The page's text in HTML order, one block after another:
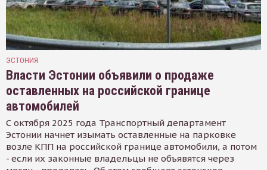
ЭСТОНИЯ
Власти Эстонии объявили о продаже
оставленных на российской границе
автомобилей
С октября 2025 года Транспортный департамент
Эстонии начнет изымать оставленные на парковке
возле КПП на российской границе автомобили, а потом
- если их законные владельцы не объявятся через